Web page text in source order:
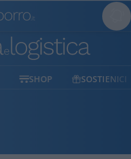
SHOP SOSTIENICI